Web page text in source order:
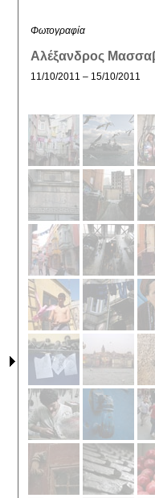
Φωτογραφία
Αλέξανδρος
11/10/2011 – 15/10/2011